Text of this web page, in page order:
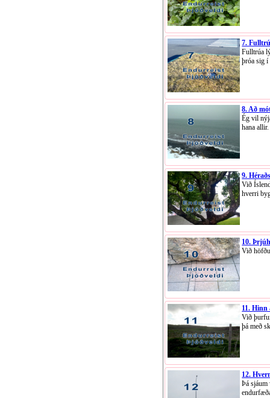
7.
Fulltrúa
þróa sig
8. Að
Ég vil
hana allir.
9.
Við
hverri
10.
Við
11.
Við
þá með
12.
Þá